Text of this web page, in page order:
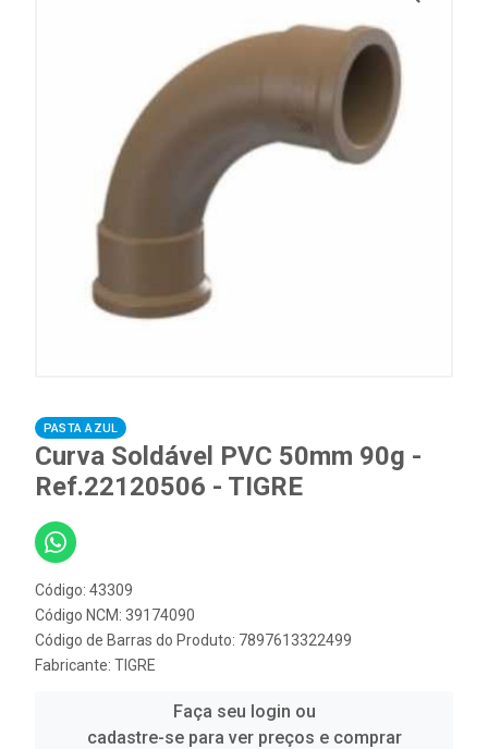
PASTA AZUL
Curva Soldável PVC 50mm 90g -
Ref.22120506 - TIGRE
Código: 43309
Código NCM: 39174090
Código de Barras do Produto: 7897613322499
Fabricante: TIGRE
Faça seu login ou
cadastre-se para ver preços e comprar